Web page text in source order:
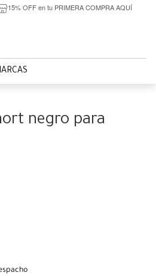
15% OFF en tu PRIMERA COMPRA AQUÍ
negro para